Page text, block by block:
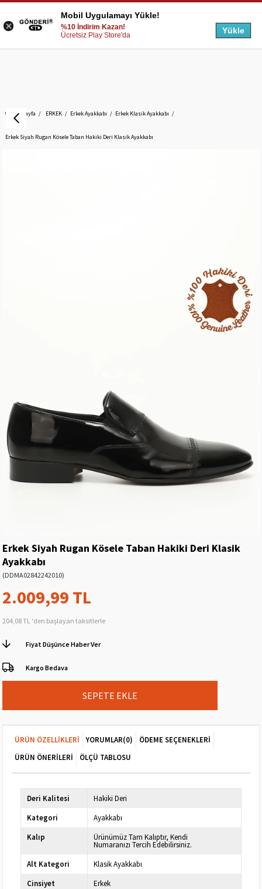
Anasayfa ERKEK Erkek Ayakkabı Erkek Klasik Ayakkabı
Erkek Siyah Rugan Kösele Taban Hakiki Deri Klasik Ayakkabı
Erkek Siyah Rugan Kösele Taban Hakiki Deri Klasik
Ayakkabı
(DDMA02842242010)
2.009,99 TL
204,08 TL 'den başlayan taksitlerle
Fiyat Düşünce Haber Ver
Kargo Bedava
ÜRÜN ÖZELLIKLERI YORUMLAR(0)
ÖDEME SEÇENEKLERI
ÜRÜN ÖNERILERI
ÖLÇÜ TABLOSU
Deri Kalitesi
Hakiki Deri
Kategori
Ayakkabı
Kalıp
Ürünümüz Tam Kalıptır, Kendi
Numaranızı Tercih Edebilirsiniz.
Alt Kategori
Klasik Ayakkabı
Cinsiyet
Erkek
Mobil Uygulamayı Yükle!
%10 İndirim Kazan!
Ücretsiz Play Store'da
Yükle